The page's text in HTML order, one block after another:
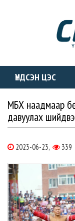
ҮНДСЭН ЦЭС
МҮБХ наадмаар
давуулах
2023-06-23, 339